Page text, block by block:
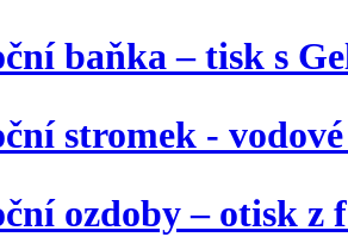
baňka – tisk s
stromek -
ozdoby – otisk z